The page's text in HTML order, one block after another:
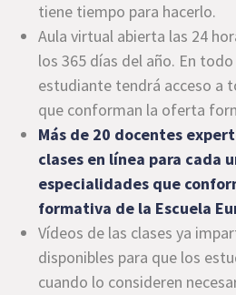
tiene tiempo para hacerlo.
Aula virtual abierta las 24
los 365 días del año. En
estudiante tendrá acceso a
que conforman la oferta
Más de 20 docentes
clases en línea para cada
especialidades que
formativa de la Escuela
Vídeos de las clases ya
disponibles para que los
cuando lo consideren